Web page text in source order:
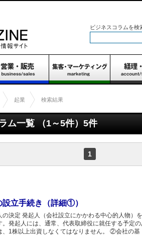
ビジネスコラムを検
起業 検索結果
ム一覧 （1～5件）5件
1
設立手続き（詳細①）
決定 発起人（会社設立にかかわる中心的人物）
。発起人には、通常、代表取締役に就任する予定
、1株以上出資しなくてはなりません。 ②会社の